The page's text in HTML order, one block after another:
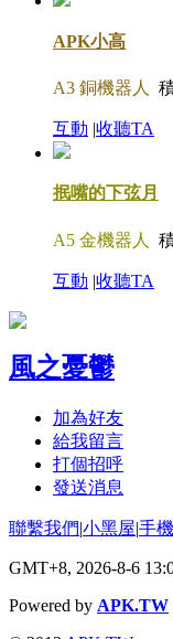
APK小高
A3 銅機器人
互動 |收聽TA
抿嘴的下弦月
A5 金機器人
互動 |收聽TA
風之憂鬱
加為好友
給我留言
打個招呼
發送消息
聯繫我們|小黑屋|手
GMT+8, 2026-8-6
Powered by APK.TW